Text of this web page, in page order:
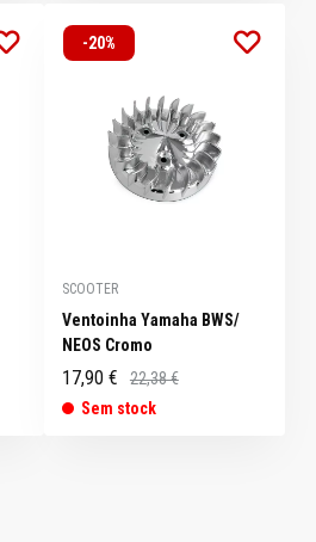
-20%
SCOOTER
Ventoinha Yamaha BWS/
NEOS Cromo
17,90 €
22,38 €
Sem stock